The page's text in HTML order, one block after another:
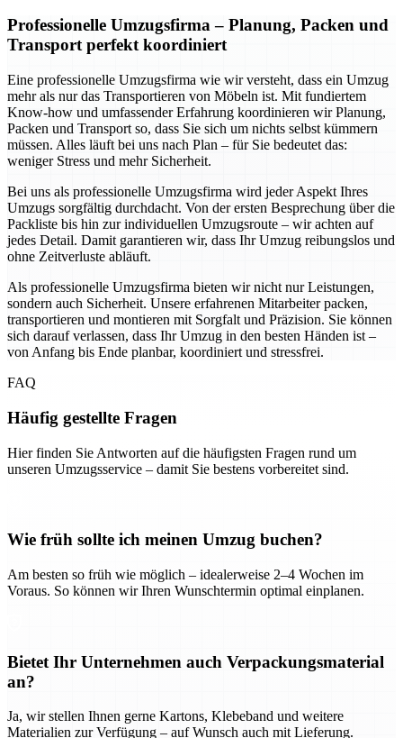
Professionelle Umzugsfirma – Planung, Packen und
Transport perfekt koordiniert
Eine professionelle Umzugsfirma wie wir versteht, dass ein Umzug
mehr als nur das Transportieren von Möbeln ist. Mit fundiertem
Know-how und umfassender Erfahrung koordinieren wir Planung,
Packen und Transport so, dass Sie sich um nichts selbst kümmern
müssen. Alles läuft bei uns nach Plan – für Sie bedeutet das:
weniger Stress und mehr Sicherheit.
Bei uns als professionelle Umzugsfirma wird jeder Aspekt Ihres
Umzugs sorgfältig durchdacht. Von der ersten Besprechung über die
Packliste bis hin zur individuellen Umzugsroute – wir achten auf
jedes Detail. Damit garantieren wir, dass Ihr Umzug reibungslos und
ohne Zeitverluste abläuft.
Als professionelle Umzugsfirma bieten wir nicht nur Leistungen,
sondern auch Sicherheit. Unsere erfahrenen Mitarbeiter packen,
transportieren und montieren mit Sorgfalt und Präzision. Sie können
sich darauf verlassen, dass Ihr Umzug in den besten Händen ist –
von Anfang bis Ende planbar, koordiniert und stressfrei.
FAQ
Häufig gestellte Fragen
Hier finden Sie Antworten auf die häufigsten Fragen rund um
unseren Umzugsservice – damit Sie bestens vorbereitet sind.
Wie früh sollte ich meinen Umzug buchen?
Am besten so früh wie möglich – idealerweise 2–4 Wochen im
Voraus. So können wir Ihren Wunschtermin optimal einplanen.
Bietet Ihr Unternehmen auch Verpackungsmaterial
an?
Ja, wir stellen Ihnen gerne Kartons, Klebeband und weitere
Materialien zur Verfügung – auf Wunsch auch mit Lieferung.